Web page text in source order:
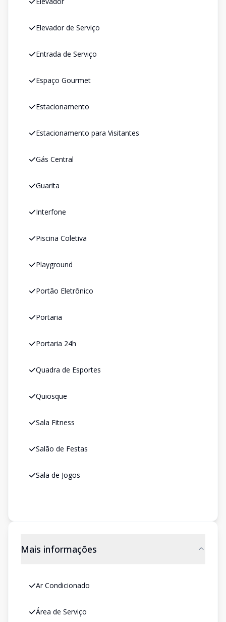
Elevador de Serviço
Entrada de Serviço
Espaço Gourmet
Estacionamento
Estacionamento para Visitantes
Gás Central
Guarita
Interfone
Piscina Coletiva
Playground
Portão Eletrônico
Portaria
Portaria 24h
Quadra de Esportes
Quiosque
Sala Fitness
Salão de Festas
Sala de Jogos
Mais informações
Ar Condicionado
Área de Serviço